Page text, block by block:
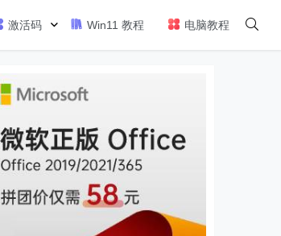
激活码 Win11 教程 电脑教程